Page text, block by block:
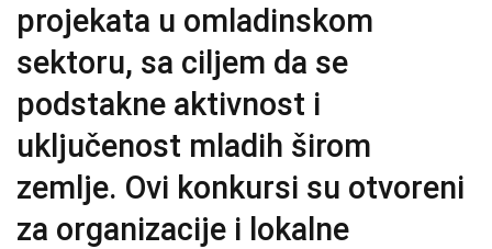
projekata u omladinskom
sektoru, sa ciljem da se
podstakne aktivnost i
uključenost mladih širom
zemlje. Ovi konkursi su otvoreni
za organizacije i lokalne